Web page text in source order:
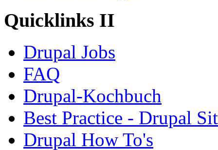
Quicklinks II
Drupal Jobs
FAQ
Drupal-Kochbuch
Best Practice - Drupal
Drupal How To's